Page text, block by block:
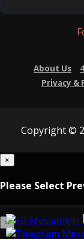
About Us
Privacy &
Copyright ©
×
Please Select
×